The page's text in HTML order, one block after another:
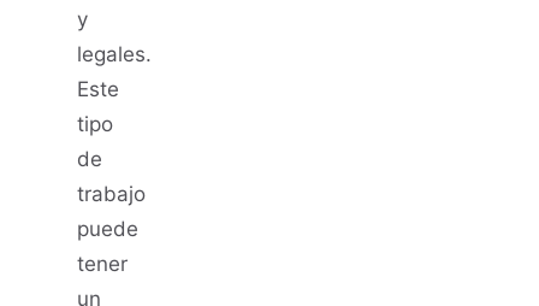
y
legales.
Este
tipo
de
trabajo
puede
tener
un